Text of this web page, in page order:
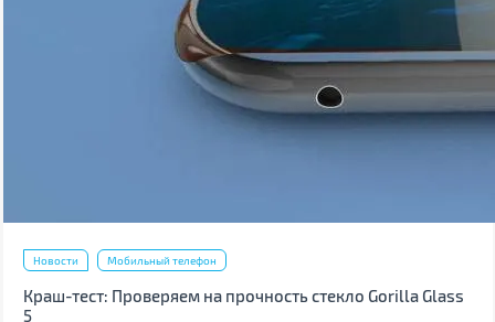
Новости Мобильный телефон
Краш-тест: Проверяем на прочность стекло Gorilla Glass
5